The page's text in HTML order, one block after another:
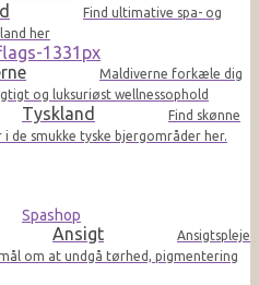
Find ultimative spa- og
her
Maldiverne forkæle dig
og luksuriøst wellnessophold
Tyskland
Find skønne
i de smukke tyske bjergområder her.
Spashop
Ansigt
Ansigtspleje
om at undgå tørhed, pigmentering